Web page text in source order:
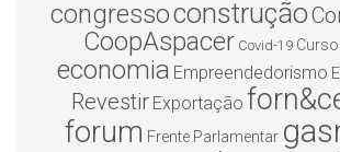
congressoconstrução
CoopAspacer Covid-19 Curso
economia Empreendedorismo
Revestir Exportação
forum Frente Parlamentar